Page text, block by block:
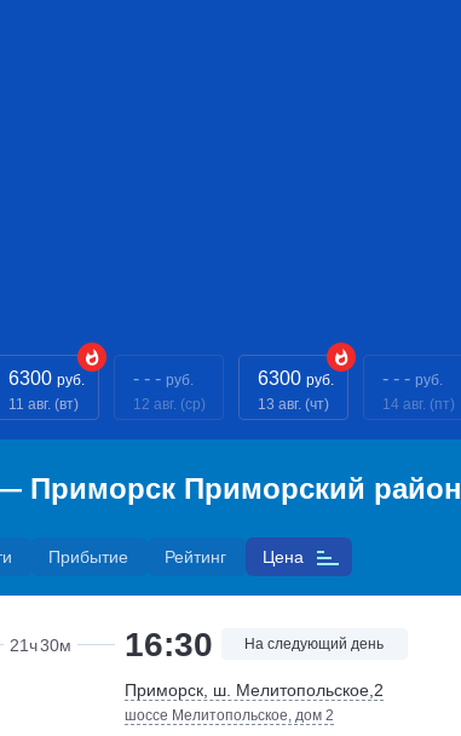
6300 руб.
11 авг. (вт)
- - - руб.
12 авг. (ср)
6300 руб.
13 авг. (чт)
- - - руб.
14 авг. (пт)
Приморск Приморский район
Прибытие Рейтинг Цена
21ч30м 16:30 На следующий день
Приморск, ш. Мелитопольское,2
шоссе Мелитопольское, дом 2